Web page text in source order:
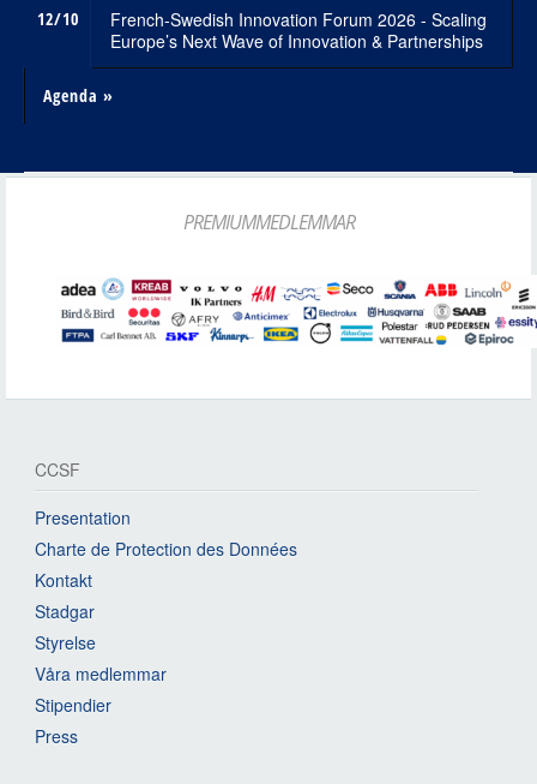
12/10
French-Swedish Innovation Forum 2026 - Scaling
Europe’s Next Wave of Innovation & Partnerships
Agenda »
PREMIUMMEDLEMMAR
CCSF
Presentation
Charte de Protection des Données
Kontakt
Stadgar
Styrelse
Våra medlemmar
Stipendier
Press